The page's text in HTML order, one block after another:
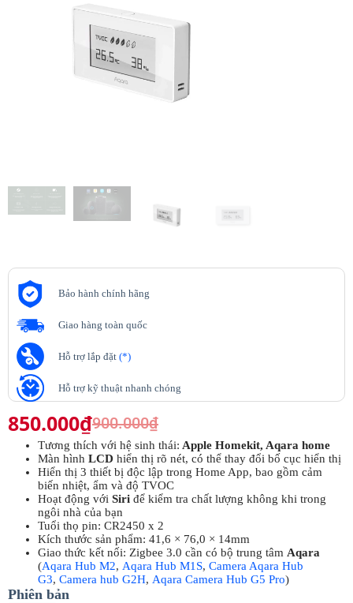
Bảo hành chính hãng
Giao hàng toàn quốc
Hỗ trợ lắp đặt (*)
Hỗ trợ kỹ thuật nhanh chóng
900.000₫
850.000₫
Tương thích với hệ sinh thái: Apple Homekit, Aqara home
Màn hình LCD hiển thị rõ nét, có thể thay đổi bố cục hiển thị
Hiển thị 3 thiết bị độc lập trong Home App, bao gồm cảm
biến nhiệt, ẩm và độ TVOC
Hoạt động với Siriđể kiểm tra chất lượng không khi trong
ngôi nhà của bạn
Tuổi thọ pin: CR2450 x 2
Kích thước sản phẩm: 41,6 × 76,0 × 14mm
Giao thức kết nối: Zigbee 3.0 cần có bộ trung tâm Aqara
(Aqara Hub M2, Aqara Hub M1S, Camera Aqara Hub
G3, Camera hub G2H, Aqara Camera Hub G5 Pro)
Phiên bản